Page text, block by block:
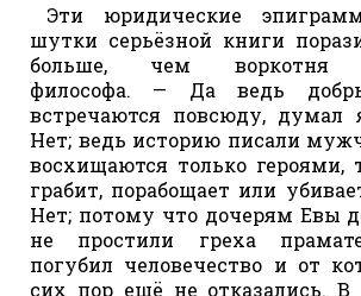
Эти юридические
шутки серьёзной книги
больше, чем воркотня
философа. — Да ведь
встречаются повсюду, думал
Нет; ведь историю писали
восхищаются только героями,
грабит, порабощает или
Нет; потому что дочерям Евы
не простили греха
погубил человечество и от
сих пор ещё не отказались. В